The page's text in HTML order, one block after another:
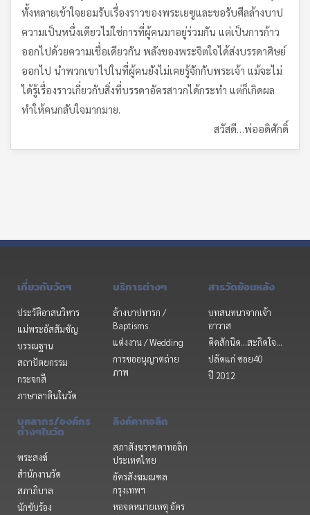
ทั้งหลายเข้าใจยอมรับเรื่องราวของพระเยซูและขอรับศีลล้างบาป
ความเป็นหนึ่งเดียวไม่ใช่การที่ผู้คนมาอยู่ร่วมกัน แต่เป็นการก้าว
ออกไปด้วยความเชื่อเดียวกัน พลังของพระจิตใจได้ส่งบรรดาศิษย์
ออกไป นำพวกเขาไปในที่ผู้คนยังไม่เคยรู้จักกับพระเจ้า แม้จะไม่
ได้รู้เรื่องราวเกี่ยวกับสิ่งที่บรรดาอัครสาวกได้กระทำ แต่ก็เกิดผล
ทำให้คนกลับใจมากมาย.
สวัสดี…พ่ออดิศักดิ์
เกี่ยวกับวัดฯ
ประวัติอาสนวิหาร
แม่พระอัสสัมชัญ
บรรณฐาน
สถาปัตยกรรม
กระจกสี
ภาษาลาตินในวัด
บริการต่างๆ
ล้างบาปทารก /
Baptisms
แต่งงาน / Wedding
การขออนุญาตถ่าย
ภาพ
สารวัดย้อนหลัง
บทสนทนาจากเจ้า
อาวาส
คิดสักนิด...สะกิดใจ...
ปลัดแก่ ซอย40
ปี 2012
บุคลากร/องค์กร
ต่างๆในวัด
พระสงฆ์
สำนักงานวัด
สภาภิบาล
นักขับร้อง
ลิงค์คาทอลิก
สภาสังฆราชคาทอลิก
ประเทศไทย
อัครสังฆมณฑล
กรุงเทพฯ
หอจดหมายเหตุ อัคร